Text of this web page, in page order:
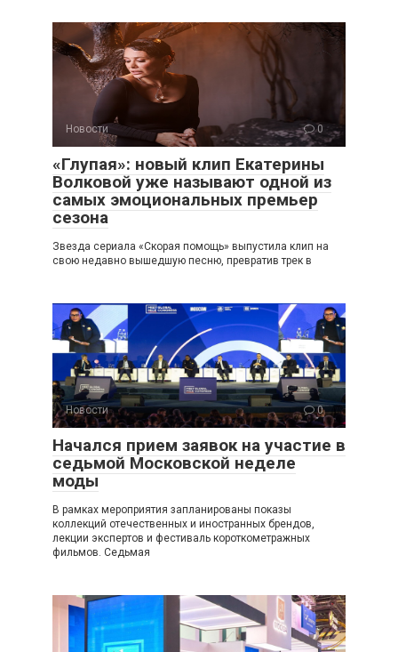
Новости 0
«Глупая»: новый клип Екатерины
Волковой уже называют одной из
самых эмоциональных премьер
сезона
Звезда сериала «Скорая помощь» выпустила клип на
свою недавно вышедшую песню, превратив трек в
Новости 0
Начался прием заявок на участие в
седьмой Московской неделе
моды
В рамках мероприятия запланированы показы
коллекций отечественных и иностранных брендов,
лекции экспертов и фестиваль короткометражных
фильмов. Седьмая